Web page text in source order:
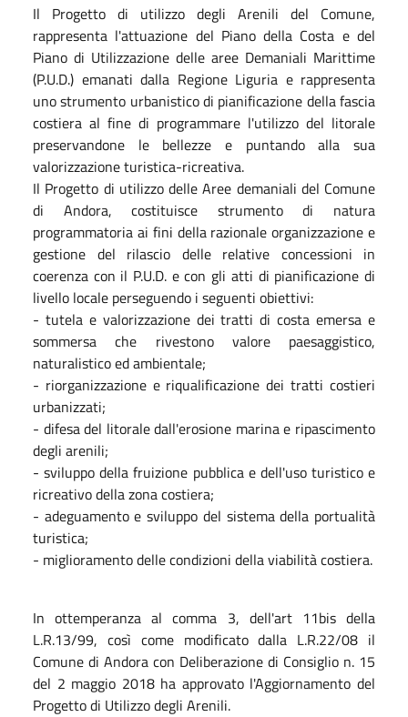
Il Progetto di utilizzo degli Arenili del Comune,
rappresenta l'attuazione del Piano della Costa e del
Piano di Utilizzazione delle aree Demaniali Marittime
(P.U.D.) emanati dalla Regione Liguria e rappresenta
uno strumento urbanistico di pianificazione della fascia
costiera al fine di programmare l'utilizzo del litorale
preservandone le bellezze e puntando alla sua
valorizzazione turistica-ricreativa.
Il Progetto di utilizzo delle Aree demaniali del Comune
di Andora, costituisce strumento di natura
programmatoria ai fini della razionale organizzazione e
gestione del rilascio delle relative concessioni in
coerenza con il P.U.D. e con gli atti di pianificazione di
livello locale perseguendo i seguenti obiettivi:
- tutela e valorizzazione dei tratti di costa emersa e
sommersa che rivestono valore paesaggistico,
naturalistico ed ambientale;
- riorganizzazione e riqualificazione dei tratti costieri
urbanizzati;
- difesa del litorale dall'erosione marina e ripascimento
degli arenili;
- sviluppo della fruizione pubblica e dell'uso turistico e
ricreativo della zona costiera;
- adeguamento e sviluppo del sistema della portualità
turistica;
- miglioramento delle condizioni della viabilità costiera.
In ottemperanza al comma 3, dell'art 11bis della
L.R.13/99, così come modificato dalla L.R.22/08 il
Comune di Andora con Deliberazione di Consiglio n. 15
del 2 maggio 2018 ha approvato l'Aggiornamento del
Progetto di Utilizzo degli Arenili.